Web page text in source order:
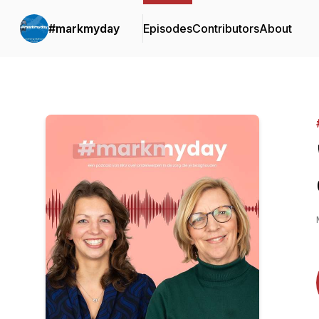
#markmyday EpisodesContributorsAbout